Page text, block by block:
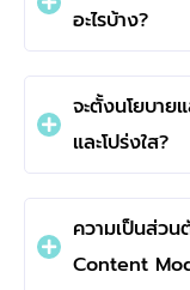
อะไรบ้าง?
จะตั้งนโยบาย
และโปร่งใส?
ความเป็นส่วน
Content